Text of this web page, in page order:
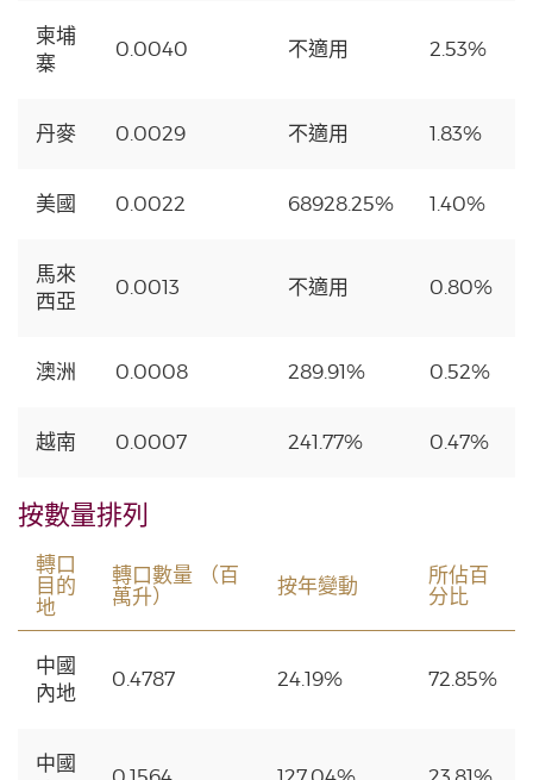
柬埔
寨
0.0040 不適用 2.53%
丹麥 0.0029 不適用 1.83%
美國 0.0022 68928.25% 1.40%
馬來
西亞
0.0013 不適用 0.80%
澳洲 0.0008 289.91% 0.52%
越南 0.0007 241.77% 0.47%
按數量排列
轉口
目的
地
轉口數量 （百
萬升）
按年變動
所佔百
分比
中國
內地
0.4787 24.19% 72.85%
中國